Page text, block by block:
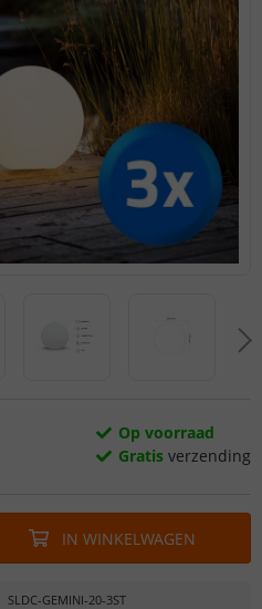
Op voorraad
Gratis verzending
IN WINKELWAGEN
SLDC-GEMINI-20-3ST